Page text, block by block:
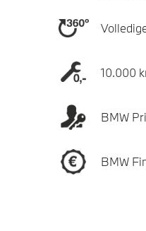
10.000
BMW
BMW